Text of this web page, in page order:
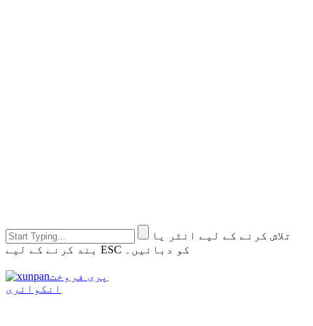
تلاش کرنے کے لیے انٹر یا
بند کرنے کے لیے ESC کو دبائیں۔
پری فروخت
انکوائری